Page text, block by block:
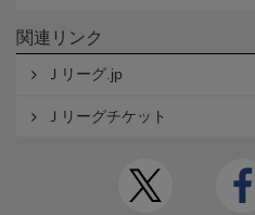
関連リンク
Ｊリーグ.jp
Ｊリーグチケット